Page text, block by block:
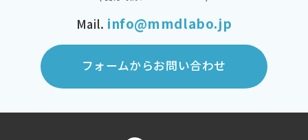
Mail. info@mmdlabo.jp
フォームからお問い合わせ